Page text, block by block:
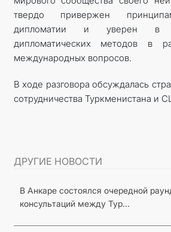
твердо привержен
дипломатии и уверен в
дипломатических методов в
международных вопросов.
В ходе разговора обсуждалась
сотрудничества Туркменистана и
ДРУГИЕ НОВОСТИ
В Анкаре состоялся очередной
консультаций между Тур...